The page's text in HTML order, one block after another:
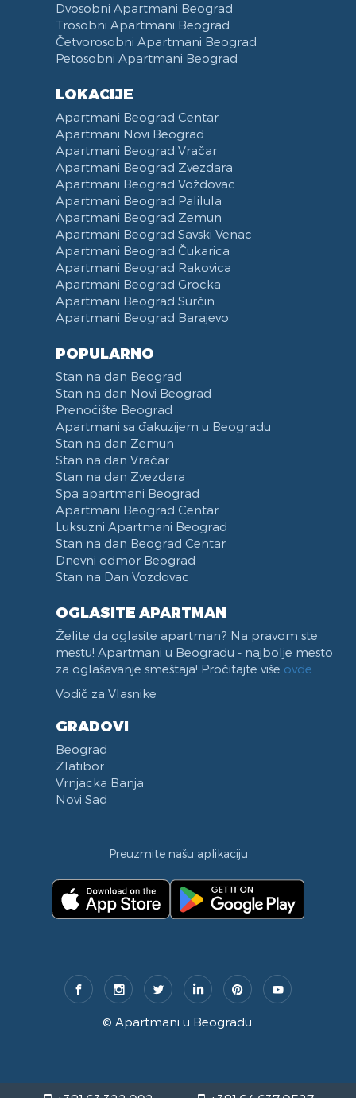
Dvosobni Apartmani Beograd
Trosobni Apartmani Beograd
Četvorosobni Apartmani Beograd
Petosobni Apartmani Beograd
LOKACIJE
Apartmani Beograd Centar
Apartmani Novi Beograd
Apartmani Beograd Vračar
Apartmani Beograd Zvezdara
Apartmani Beograd Voždovac
Apartmani Beograd Palilula
Apartmani Beograd Zemun
Apartmani Beograd Savski Venac
Apartmani Beograd Čukarica
Apartmani Beograd Rakovica
Apartmani Beograd Grocka
Apartmani Beograd Surčin
Apartmani Beograd Barajevo
POPULARNO
Stan na dan Beograd
Stan na dan Novi Beograd
Prenoćište Beograd
Apartmani sa đakuzijem u Beogradu
Stan na dan Zemun
Stan na dan Vračar
Stan na dan Zvezdara
Spa apartmani Beograd
Apartmani Beograd Centar
Luksuzni Apartmani Beograd
Stan na dan Beograd Centar
Dnevni odmor Beograd
Stan na Dan Vozdovac
OGLASITE APARTMAN
Želite da oglasite apartman? Na pravom ste
mestu! Apartmani u Beogradu - najbolje mesto
za oglašavanje smeštaja! Pročitajte više ovde
Vodič za Vlasnike
GRADOVI
Beograd
Zlatibor
Vrnjacka Banja
Novi Sad
Preuzmite našu aplikaciju
© Apartmani u Beogradu